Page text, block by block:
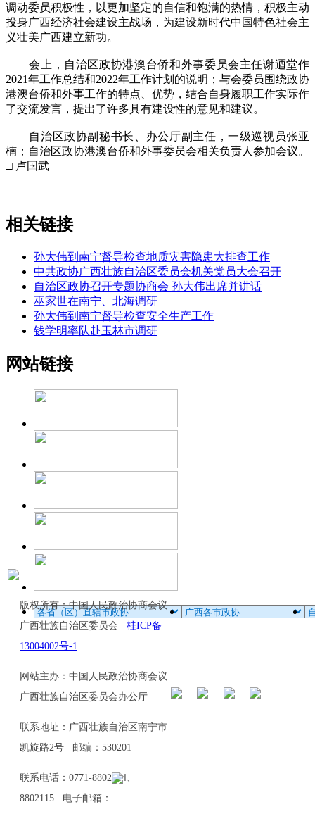
调动委员积极性，以更加坚定的自信和饱满的热情，积极主动
投身广西经济社会建设主战场，为建设新时代中国特色社会主
义壮美广西建立新功。
会上，自治区政协港澳台侨和外事委员会主任谢迺堂作
2021年工作总结和2022年工作计划的说明；与会委员围绕政协
港澳台侨和外事工作的特点、优势，结合自身履职工作实际作
了交流发言，提出了许多具有建设性的意见和建议。
自治区政协副秘书长、办公厅副主任，一级巡视员张亚
楠；自治区政协港澳台侨和外事委员会相关负责人参加会议。
□ 卢国武
相关链接
孙大伟到南宁督导检查地质灾害隐患大排查工作
中共政协广西壮族自治区委员会机关党员大会召开
自治区政协召开专题协商会 孙大伟出席并讲话
巫家世在南宁、北海调研
孙大伟到南宁督导检查安全生产工作
钱学明率队赴玉林市调研
网站链接
版权所有：中国人民政治协商会议
广西壮族自治区委员会 桂ICP备
13004002号-1
网站主办：中国人民政治协商会议
广西壮族自治区委员会办公厅
联系地址：广西壮族自治区南宁市
凯旋路2号 邮编：530201
联系电话：0771-8802114、
8802115 电子邮箱：